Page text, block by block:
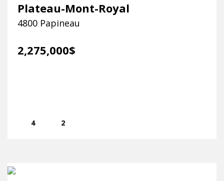
Plateau-Mont-Royal
4800 Papineau
2,275,000$
4 2